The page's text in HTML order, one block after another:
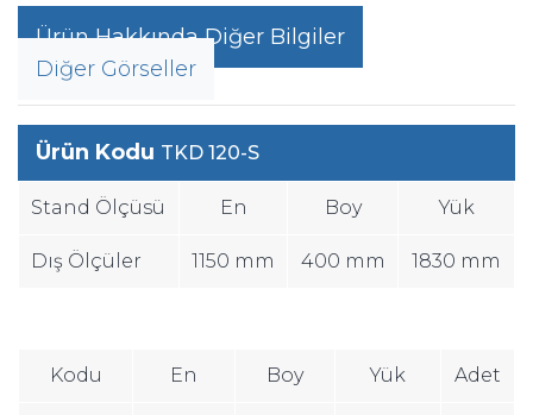
Ürün Hakkında Diğer Bilgiler
Diğer Görseller
Ürün Kodu TKD 120-S
Stand Ölçüsü En Boy Yük
Dış Ölçüler 1150 mm 400 mm 1830 mm
Kodu En Boy Yük Adet